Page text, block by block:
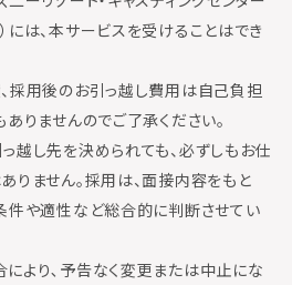
には、本サービスを受けることはでき
採用後のお引っ越し費用は自己負担
りませんのでご了承ください。
越し先を決められても、必ずしもお仕
りません。採用は、面接内容をもと
件や適性など総合的に判断させてい
より､予告なく変更または中止にな